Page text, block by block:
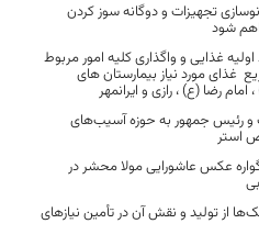
تجهیزات و دوگانه سوز کردن
شود
غذایی و واگذاری کلیه امور مربوط
غذای مورد نیاز بیمارستان های
رضا (ع) ، رازی و ایرانمهر
و رئیس جمهور به حوزه آسیب‌های
استر
عکس عاشورایی مولا محشر در
از تولید و نقش آن در تأمین نیازهای